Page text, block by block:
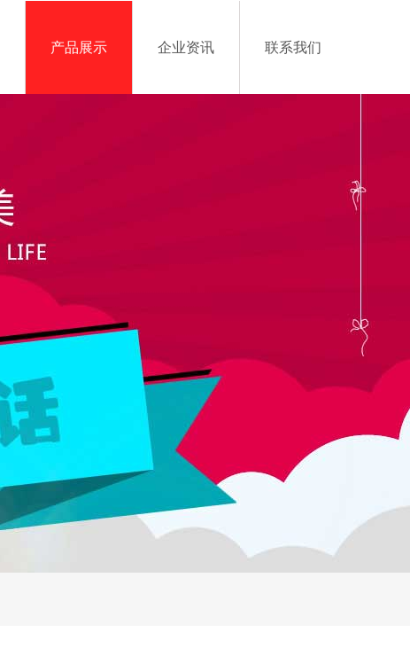
产品展示 企业资讯 联系我们